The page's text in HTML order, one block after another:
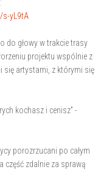
yL9tA
do głowy w trakcie trasy
projektu wspólnie z
się artystami, z którymi się
kochasz i cenisz” -
porozrzucani po całym
część zdalnie za sprawą